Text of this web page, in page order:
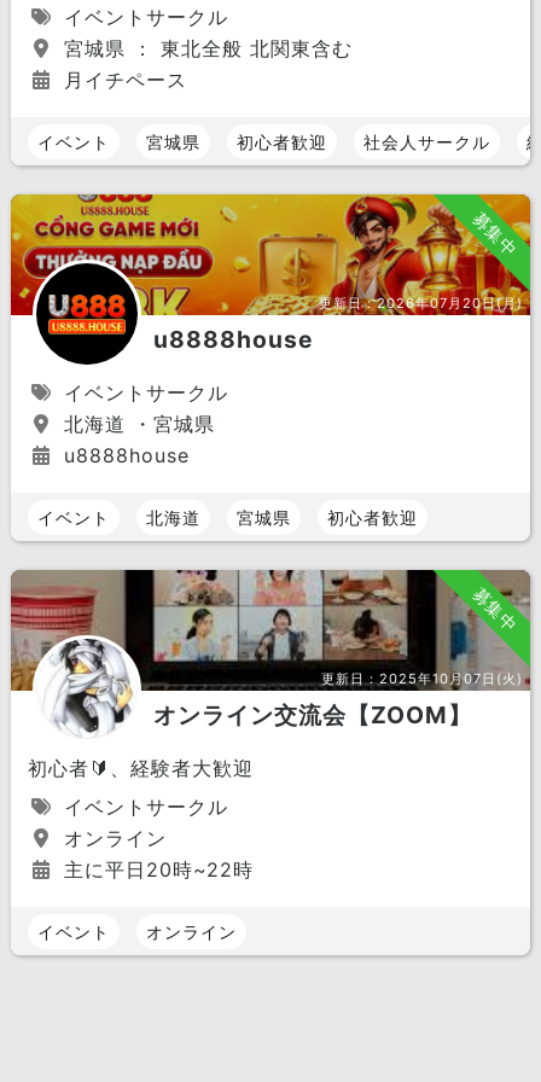
イベントサークル
宮城県 ： 東北全般 北関東含む
月イチペース
イベント 宮城県 初心者歓迎 社会人サークル
募集中
更新日：2026年07月20日(月)
u8888house
イベントサークル
北海道 ・宮城県
u8888house
イベント 北海道 宮城県 初心者歓迎
募集中
更新日：2025年10月07日(火)
オンライン交流会【ZOOM】
初心者🔰、経験者大歓迎
イベントサークル
オンライン
主に平日20時~22時
イベント オンライン